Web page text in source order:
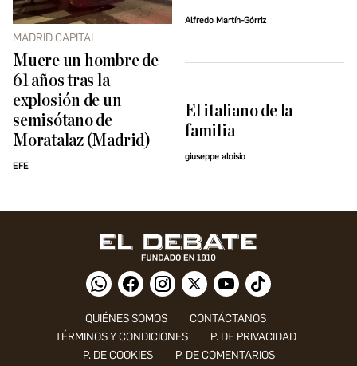
MADRID CAPITAL
Muere un hombre de
61 años tras la
explosión de un
semisótano de
Moratalaz (Madrid)
EFE
Alfredo Martín-Górriz
El italiano de la
familia
giuseppe aloisio
QUIÉNES SOMOS
CONTÁCTANOS
TÉRMINOS Y CONDICIONES
P. DE PRIVACIDAD
P. DE COOKIES
P. DE COMENTARIOS